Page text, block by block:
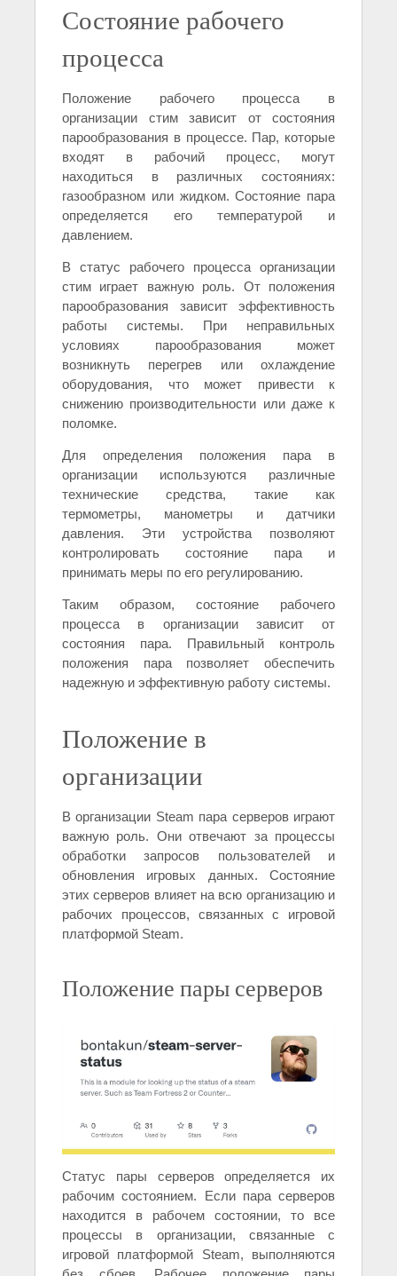
Состояние рабочего
процесса
Положение рабочего процесса в
организации стим зависит от состояния
парообразования в процессе. Пар, которые
входят в рабочий процесс, могут
находиться в различных состояниях:
газообразном или жидком. Состояние пара
определяется его температурой и
давлением.
В статус рабочего процесса организации
стим играет важную роль. От положения
парообразования зависит эффективность
работы системы. При неправильных
условиях парообразования может
возникнуть перегрев или охлаждение
оборудования, что может привести к
снижению производительности или даже к
поломке.
Для определения положения пара в
организации используются различные
технические средства, такие как
термометры, манометры и датчики
давления. Эти устройства позволяют
контролировать состояние пара и
принимать меры по его регулированию.
Таким образом, состояние рабочего
процесса в организации зависит от
состояния пара. Правильный контроль
положения пара позволяет обеспечить
надежную и эффективную работу системы.
Положение в
организации
В организации Steam пара серверов играют
важную роль. Они отвечают за процессы
обработки запросов пользователей и
обновления игровых данных. Состояние
этих серверов влияет на всю организацию и
рабочих процессов, связанных с игровой
платформой Steam.
Положение пары серверов
Статус пары серверов определяется их
рабочим состоянием. Если пара серверов
находится в рабочем состоянии, то все
процессы в организации, связанные с
игровой платформой Steam, выполняются